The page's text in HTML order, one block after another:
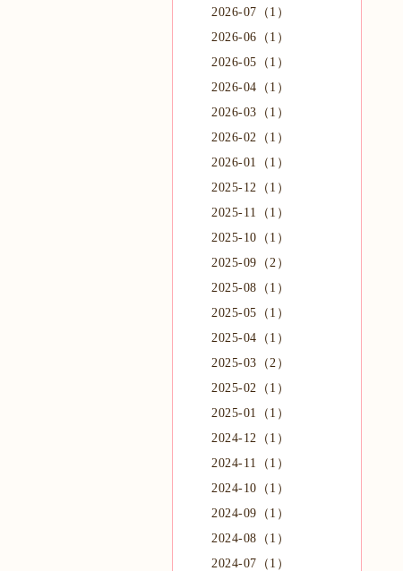
2026-07（1）
2026-06（1）
2026-05（1）
2026-04（1）
2026-03（1）
2026-02（1）
2026-01（1）
2025-12（1）
2025-11（1）
2025-10（1）
2025-09（2）
2025-08（1）
2025-05（1）
2025-04（1）
2025-03（2）
2025-02（1）
2025-01（1）
2024-12（1）
2024-11（1）
2024-10（1）
2024-09（1）
2024-08（1）
2024-07（1）